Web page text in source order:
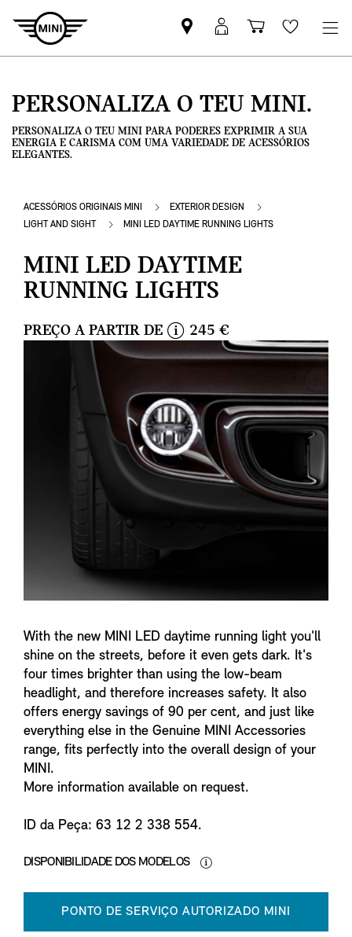
Pesquisar
parceiro
Iniciar
sessão
Carrinho
de
Wishlist
PERSONALIZA O TEU MINI.
PERSONALIZA O TEU MINI PARA PODERES EXPRIMIR A SUA
ENERGIA E CARISMA COM UMA VARIEDADE DE ACESSÓRIOS
ELEGANTES.
ACESSÓRIOS ORIGINAIS MINI
EXTERIOR DESIGN
LIGHT AND SIGHT
MINI LED DAYTIME RUNNING LIGHTS
MINI LED DAYTIME
RUNNING LIGHTS
PREÇO A PARTIR DE
i
f
o
245 €
With the new MINI LED daytime running light you'll
shine on the streets, before it even gets dark. It's
four times brighter than using the low-beam
headlight, and therefore increases safety. It also
offers energy savings of 90 per cent, and just like
everything else in the Genuine MINI Accessories
range, fits perfectly into the overall design of your
MINI.
More information available on request.
ID da Peça: 63 12 2 338 554.
DISPONIBILIDADE DOS MODELOS
PONTO DE SERVIÇO AUTORIZADO MINI